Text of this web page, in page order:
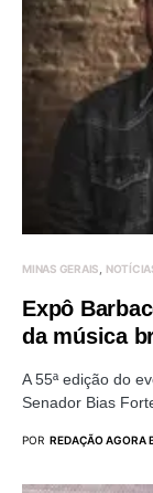
MINAS GERAIS
Expô
da música
A 55ª edição do
Senador Bias
POR REDAÇÃO AGORA